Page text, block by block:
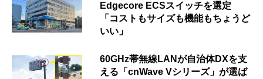
Edgecore ECSスイッチを選定
「コストもサイズも機能もちょうど
いい」
60GHz帯無線LANが自治体DXを支
える「cnWave Vシリーズ」が選ば